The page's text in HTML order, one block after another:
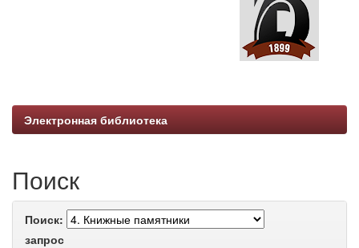
Электронная библиотека
Поиск
Поиск:
запрос